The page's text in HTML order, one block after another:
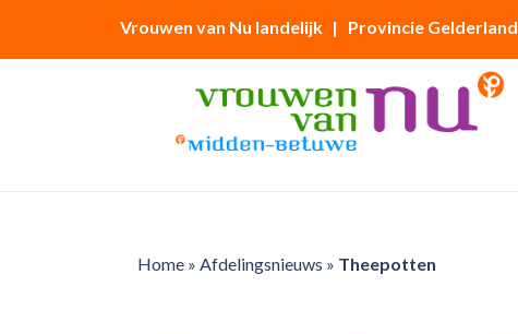
Vrouwen van Nu landelijk | Provincie Gelderland
Home» Afdelingsnieuws » Theepotten